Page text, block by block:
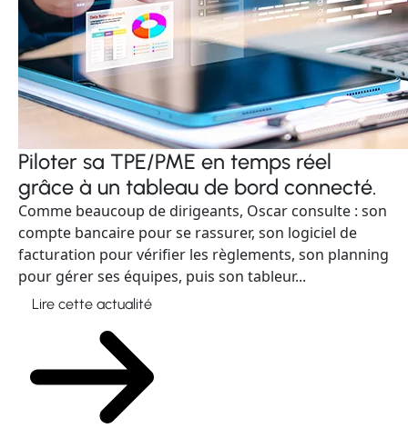
Piloter sa TPE/PME en temps réel
grâce à un tableau de bord connecté.
Comme beaucoup de dirigeants, Oscar consulte : son
compte bancaire pour se rassurer, son logiciel de
facturation pour vérifier les règlements, son planning
pour gérer ses équipes, puis son tableur...
Lire cette actualité